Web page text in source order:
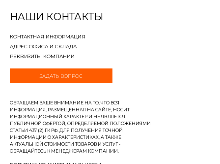
КОНТАКТНАЯ ИНФОРМАЦИЯ
АДРЕС ОФИСА И СКЛАДА
РЕКВИЗИТЫ КОМПАНИИ
ОБРАЩАЕМ ВАШЕ ВНИМАНИЕ НА ТО, ЧТО ВСЯ
ИНФОРМАЦИЯ, РАЗМЕЩЕННАЯ НА САЙТЕ, НОСИТ
ИНФОРМАЦИОННЫЙ ХАРАКТЕР И НЕ ЯВЛЯЕТСЯ
ПУБЛИЧНОЙ ОФЕРТОЙ, ОПРЕДЕЛЯЕМОЙ ПОЛОЖЕНИЯМИ
СТАТЬИ 437 (2) ГК РФ. ДЛЯ ПОЛУЧЕНИЯ ТОЧНОЙ
ИНФОРМАЦИИ О ХАРАКТЕРИСТИКАХ, А ТАКЖЕ
АКТУАЛЬНОЙ СТОИМОСТИ ТОВАРОВ И УСЛУГ -
ОБРАЩАЙТЕСЬ К МЕНЕДЖЕРАМ КОМПАНИИ.
НАШИ КОНТАКТЫ
ЗАДАТЬ ВОПРОС